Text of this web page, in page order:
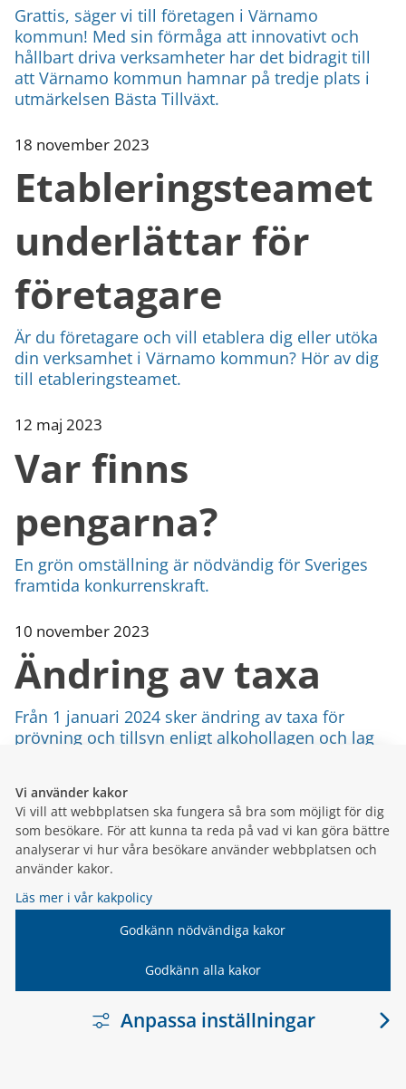
Vi använder kakor
Vi vill att webbplatsen ska fungera så bra som möjligt för dig
som besökare. För att kunna ta reda på vad vi kan göra bättre
analyserar vi hur våra besökare använder webbplatsen och
använder kakor.
Läs mer i vår kakpolicy
Godkänn nödvändiga kakor
Godkänn alla kakor
Anpassa inställningar
Grattis, säger vi till företagen i Värnamo
kommun! Med sin förmåga att innovativt och
hållbart driva verksamheter har det bidragit till
att Värnamo kommun hamnar på tredje plats i
utmärkelsen Bästa Tillväxt.
18 november 2023
Etableringsteamet
underlättar för
företagare
Är du företagare och vill etablera dig eller utöka
din verksamhet i Värnamo kommun? Hör av dig
till etableringsteamet.
12 maj 2023
Var finns
pengarna?
En grön omställning är nödvändig för Sveriges
framtida konkurrenskraft.
10 november 2023
Ändring av taxa
Från 1 januari 2024 sker ändring av taxa för
prövning och tillsyn enligt alkohollagen och lag
4 oktober 2023
Planerade
kan skapa fler jobb
Kriminalvården har bestämt att de nya
anstalterna i Norrköping, Kalmar och Värnamo
ska få fler platser.